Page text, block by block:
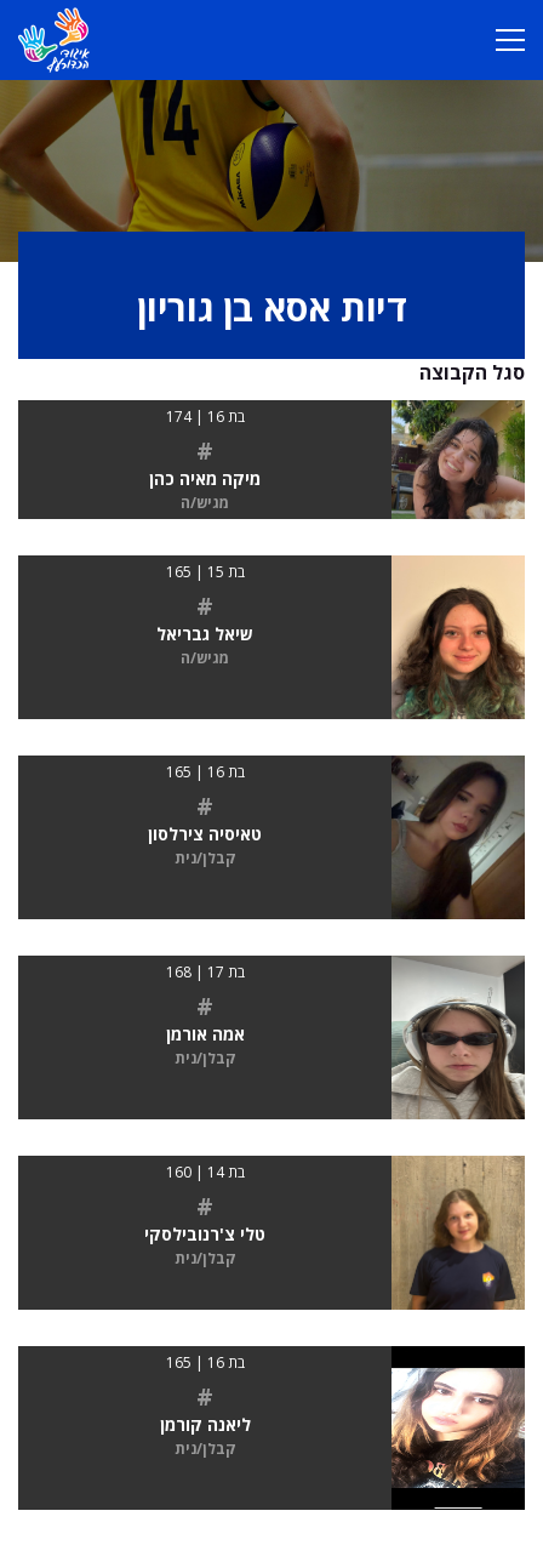
דיות אסא בן גוריון
סגל הקבוצה
בת 16 | 174
#
מיקה מאיה כהן
מגיש/ה
בת 15 | 165
#
שיאל גבריאל
מגיש/ה
בת 16 | 165
#
טאיסיה צירלסון
קבלן/נית
בת 17 | 168
#
אמה אורמן
קבלן/נית
בת 14 | 160
#
טלי צ'רנובילסקי
קבלן/נית
בת 16 | 165
#
ליאנה קורמן
קבלן/נית